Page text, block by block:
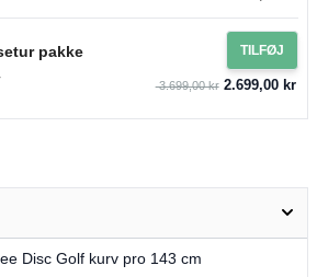
pakke
TILFØJ
3.699,00 kr2.699,00 kr
Disc Golf kurv pro 143 cm